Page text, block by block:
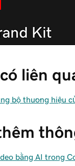
liên
bộ thương hiệu
bằng AI trong